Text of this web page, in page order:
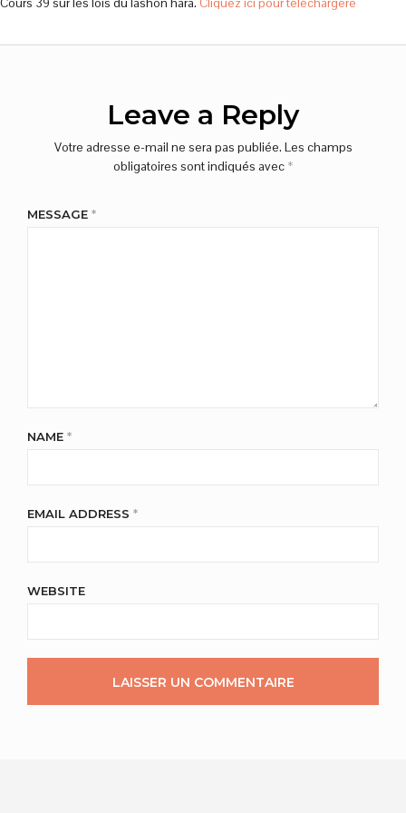
Leave a Reply
Votre adresse e-mail ne sera pas publiée. Les champs
obligatoires sont indiqués avec *
MESSAGE *
NAME *
EMAIL ADDRESS *
WEBSITE